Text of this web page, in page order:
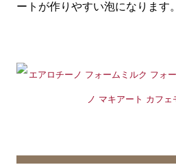
ートが作りやすい泡になります。